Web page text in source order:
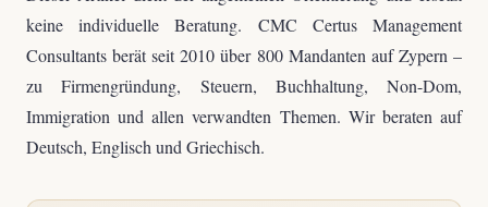
keine individuelle Beratung. CMC Certus Management
Consultants berät seit 2010 über 800 Mandanten auf Zypern –
zu Firmengründung, Steuern, Buchhaltung, Non-Dom,
Immigration und allen verwandten Themen. Wir beraten auf
Deutsch, Englisch und Griechisch.